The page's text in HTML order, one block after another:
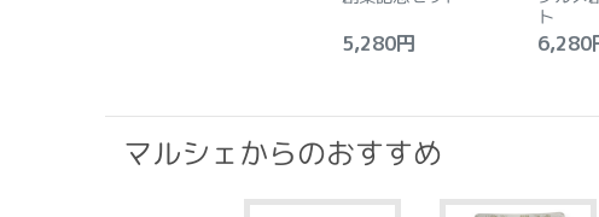
5,280円
ト
6,280
マルシェからのおすすめ